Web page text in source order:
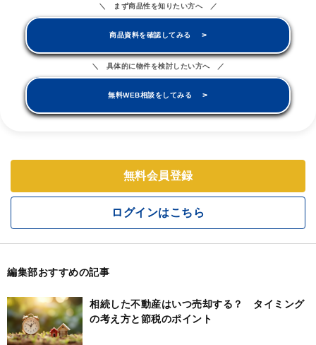
＼ まず商品性を知りたい方へ ／
商品資料を確認してみる >
＼ 具体的に物件を検討したい方へ ／
無料WEB相談をしてみる >
無料会員登録
ログインはこちら
編集部おすすめの記事
相続した不動産はいつ売却する？ タイミング
の考え方と節税のポイント